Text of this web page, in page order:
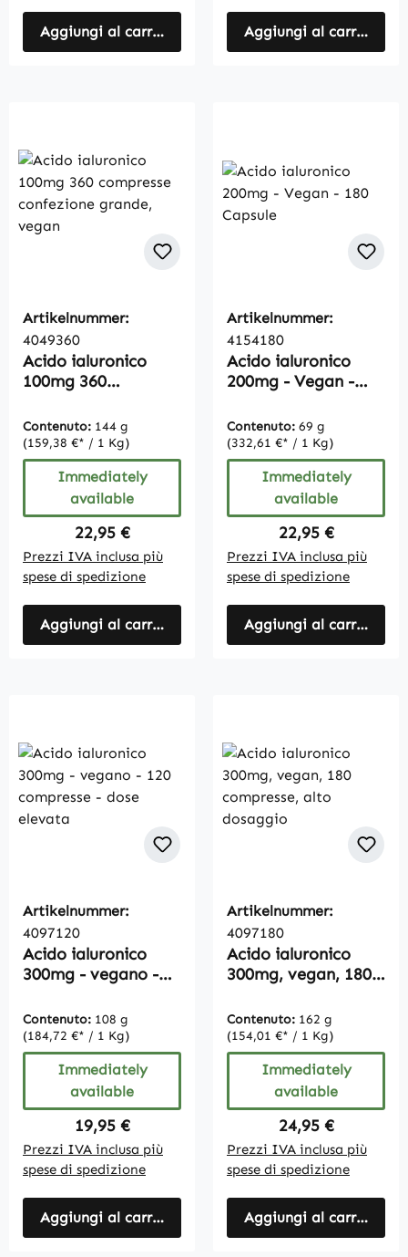
Aggiungi al carrello Aggiungi al carrello
Artikelnummer:
4049360
Acido ialuronico
100mg 360
confezione grande,
vegan
Contenuto: 144 g
(159,38 €* / 1 Kg)
Immediately
available
Regular price:
22,95 €
Prezzi IVA inclusa più
spese di spedizione
Aggiungi al carrello
Artikelnummer:
4154180
Acido ialuronico
200mg - Vegan -
Contenuto: 69 g
(332,61 €* / 1 Kg)
Immediately
available
Regular price:
22,95 €
Prezzi IVA inclusa più
spese di spedizione
Aggiungi al carrello
Artikelnummer:
4097120
Acido ialuronico
300mg - vegano -
dose elevata
Contenuto: 108 g
(184,72 €* / 1 Kg)
Immediately
available
Regular price:
19,95 €
Prezzi IVA inclusa più
spese di spedizione
Aggiungi al carrello
Artikelnummer:
4097180
Acido ialuronico
300mg, vegan, 180
dosaggio
Contenuto: 162 g
(154,01 €* / 1 Kg)
Immediately
available
Regular price:
24,95 €
Prezzi IVA inclusa più
spese di spedizione
Aggiungi al carrello